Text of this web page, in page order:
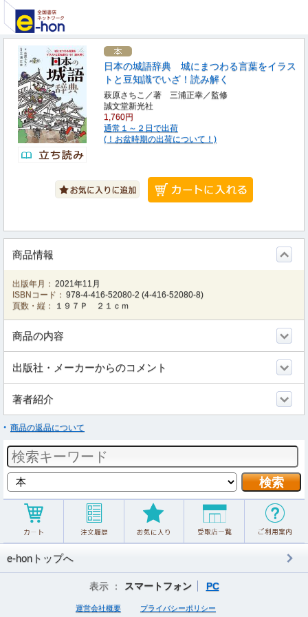
日本の城語辞典 城にまつわる言葉をイラス
トと豆知識でいざ！読み解く
萩原さちこ／著 三浦正幸／監修
誠文堂新光社
1,760円
通常１～２日で出荷
(！お盆時期の出荷について！)
商品情報
出版年月： 2021年11月
ISBNコード： 978-4-416-52080-2 (4-416-52080-8)
頁数・縦：
１９７Ｐ ２１ｃｍ
商品の内容
出版社・メーカーからのコメント
著者紹介
商品の返品について
e-honトップへ
表示 ： スマートフォン PC
運営会社概要 プライバシーポリシー